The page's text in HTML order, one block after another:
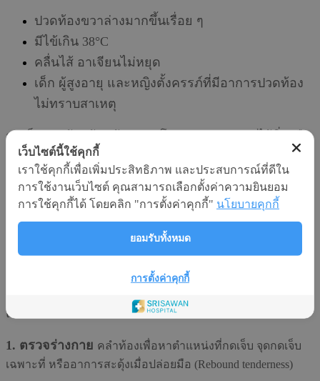
ปวดท้องขวาล่างมากขึ้นเรื่อย ๆ
มีไข้เกิน 38°C
คลื่นไส้ อาเจียนไม่หยุด
เด็ก ผู้สูงอายุ และหญิงตั้งครรภ์ที่มีอาการปวดท้อง
ไม่ทราบสาเหตุ
กดเจ็บตรงท้องน้อยข้างขวา โดยเฉพาะตรงจุดไส้ติ่งหรือ
จุดแม็กเบอร์เนย์ ถ้าใช้มือค่อยๆ กดตรงนั้นบริเวณลึกๆ
แล้วปล่อยมือทันทีให้ผนังหน้าท้องกระเด้งกลับ ผู้ป่วยจะ
รู้สึกเจ็บมาก เรียกว่าอาการกดปล่อยแล้วเจ็บ (Rebound
Tenderness) ถ้าไส้ติ่งแตกจะมีอาการปวดเจ็บทั่วบริเวณ
ท้องน้อย ท้องแข็ง อาจคลำได้ก้อน และไข้สูง
แพทย์จะทำการประเมินดังต่อไปนี้:
1. ตรวจร่างกาย คลำท้องเพื่อหาตำแหน่งที่กดเจ็บ จุดกดเจ็บ
เฉพาะที่ หรืออาการสะดุ้งเมื่อปล่อยมือ (Rebound tenderness)
เว็บไซต์นี้ใช้คุกกี้
เราใช้คุกกี้เพื่อเพิ่มประสิทธิภาพ และประสบการณ์ที่ดีใน
การใช้งานเว็บไซต์ คุณสามารถเลือกตั้งค่าความยินยอม
การใช้คุกกี้ได้ โดยคลิก "การตั้งค่าคุกกี้" นโยบายคุกกี้
ยอมรับทั้งหมด
การตั้งค่าคุกกี้